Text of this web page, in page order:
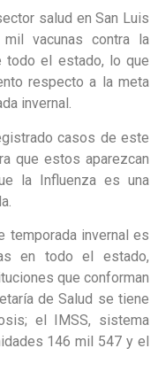
salud en San Luis
vacunas contra la
todo el estado, lo que
respecto a la meta
invernal.
casos de este
que estos aparezcan
la Influenza es una
temporada invernal es
en todo el estado,
que conforman
de Salud se tiene
el IMSS, sistema
146 mil 547 y el